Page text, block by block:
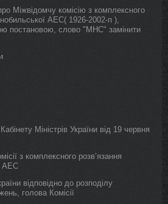
Міжвідомчу комісію з комплексного
АЕС( 1926-2002-п ),
постановою, слово "МНС" замінити
Міністрів України від 19 червня
з комплексного розв’язання
АЕС
відповідно до розподілу
голова Комісії